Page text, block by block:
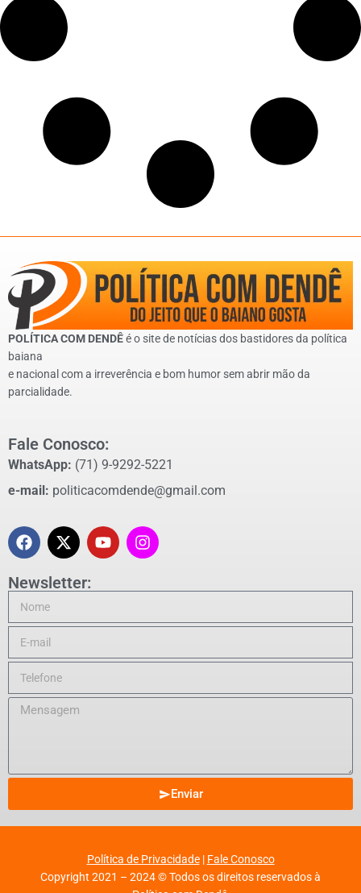
POLÍTICA COM DENDÊé o site de notícias dos bastidores da política
baiana
e nacional com a irreverência e bom humor sem abrir mão da
parcialidade.
Fale Conosco:
WhatsApp: (71) 9-9292-5221
e-mail: politicacomdende@gmail.com
Newsletter:
Enviar
Política de Privacidade| Fale Conosco
Copyright 2021 – 2024 © Todos os direitos reservados à